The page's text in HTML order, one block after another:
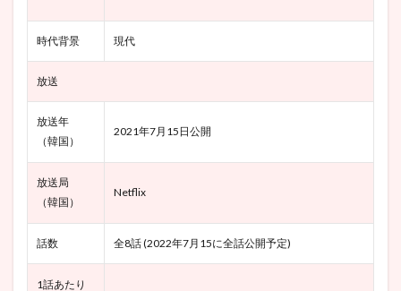
すい
展開
5.1.1
『再
婚ゲ
ーム
（ブ
花
時代背景 現代
放送
放送年
（韓国）
2021年7月15日公開
放送局
（韓国）
Netflix
話数 全8話 (2022年7月15に全話公開予定)
1話あたり